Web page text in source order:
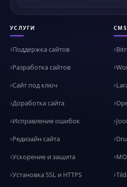
УСЛУГИ
Поддержка сайтов
Разработка сайтов
Сайт под ключ
Доработка сайта
Исправление ошибок
Редизайн сайта
Ускорение и защита
Установка SSL и HTTPS